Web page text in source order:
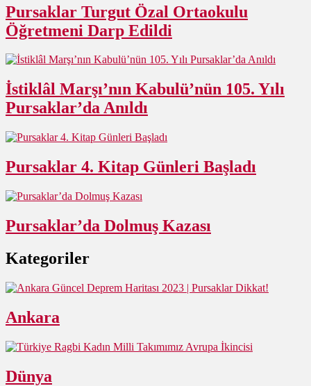
Pursaklar Turgut Özal Ortaokulu
Öğretmeni Darp Edildi
İstiklâl Marşı’nın Kabulü’nün 105. Yılı
Pursaklar’da Anıldı
Pursaklar 4. Kitap Günleri Başladı
Pursaklar’da Dolmuş Kazası
Kategoriler
Ankara
Dünya